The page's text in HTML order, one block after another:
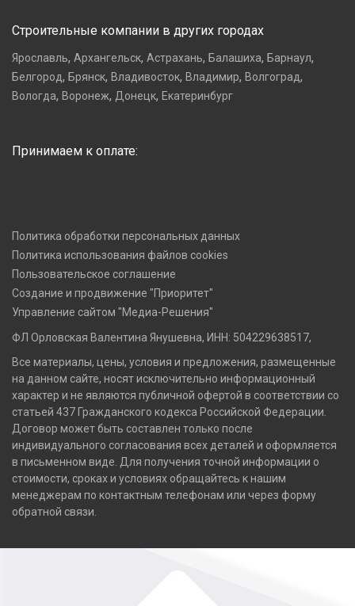
Строительные компании в других городах
Ярославль, Архангельск, Астрахань, Балашиха, Барнаул,
Белгород, Брянск, Владивосток, Владимир, Волгоград,
Вологда, Воронеж, Донецк, Екатеринбург
Принимаем к оплате:
Политика обработки персональных данных
Политика использования файлов cookies
Пользовательское соглашение
Создание и продвижение "Приоритет"
Управление сайтом "Медиа-Решения"
ФЛ Орловская Валентина Янушевна, ИНН: 504229638517,
Все материалы, цены, условия и предложения, размещенные
на данном сайте, носят исключительно информационный
характер и не являются публичной офертой в соответствии со
статьей 437 Гражданского кодекса Российской Федерации.
Договор может быть составлен только после
индивидуального согласования всех деталей и оформляется
в письменном виде. Для получения точной информации о
стоимости, сроках и условиях обращайтесь к нашим
менеджерам по контактным телефонам или через форму
обратной связи.